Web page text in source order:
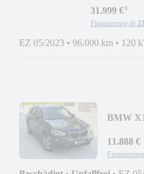
31.999 €¹
Finanzierung ab
EZ 05/2023 • 96.000 km • 120
BMW
11.888 €